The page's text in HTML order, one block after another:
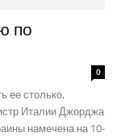
по
0
ее столько,
Италии Джорджа
намечена на 10-